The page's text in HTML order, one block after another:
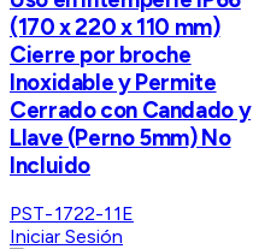
(170 x 220 x 110 mm)
Cierre por broche
Inoxidable y Permite
Cerrado con Candado y
Llave (Perno 5mm) No
Incluido
PST-1722-11E
Iniciar Sesión